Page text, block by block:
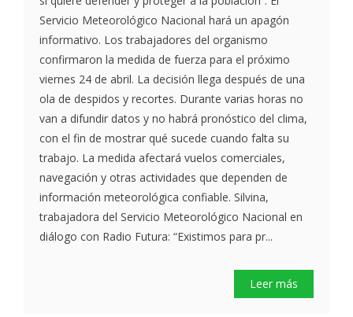
Servicio Meteorológico Nacional hará un apagón
informativo. Los trabajadores del organismo
confirmaron la medida de fuerza para el próximo
viernes 24 de abril. La decisión llega después de una
ola de despidos y recortes. Durante varias horas no
van a difundir datos y no habrá pronóstico del clima,
con el fin de mostrar qué sucede cuando falta su
trabajo. La medida afectará vuelos comerciales,
navegación y otras actividades que dependen de
información meteorológica confiable. Silvina,
trabajadora del Servicio Meteorológico Nacional en
diálogo con Radio Futura: “Existimos para pr...
Leer más